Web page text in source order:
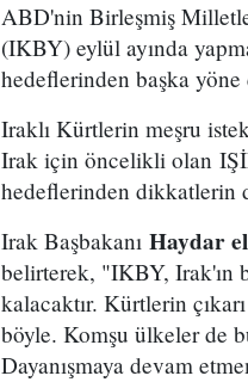
ABD'nin Birleşmiş
(IKBY) eylül ayında
hedeflerinden başka
Iraklı Kürtlerin meşru
Irak için öncelikli olan
hedeflerinden dikkatlerin
Irak Başbakanı Haydar
belirterek, "IKBY, Irak'ın
kalacaktır. Kürtlerin
böyle. Komşu ülkeler de
Dayanışmaya devam